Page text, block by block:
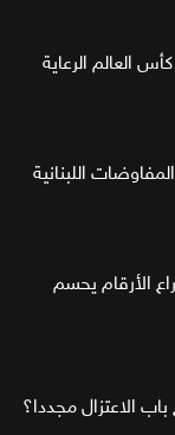
العالم الرعاية
اللبنانية
الأرقام يحسم
الاعتزال مجددا؟